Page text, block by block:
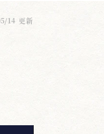
14 更新